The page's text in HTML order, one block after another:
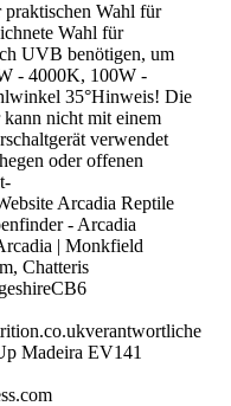
praktischen Wahl für
Wahl für
UVB benötigen, um
- 4000K, 100W -
35°Hinweis! Die
nicht mit einem
verwendet
oder offenen
Arcadia Reptile
- Arcadia
| Monkfield
Chatteris
Madeira EV141